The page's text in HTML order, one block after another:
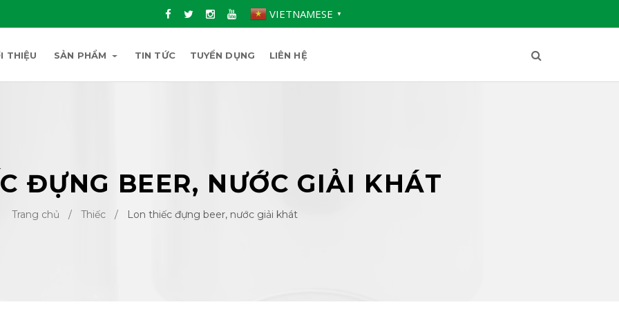
VIETNAMESE ▼
THIỆU SẢN PHẨM TIN TỨC TUYỂN DỤNG LIÊN HỆ
ĐỰNG BEER, NƯỚC GIẢI KHÁT
Trang chủ / Thiếc / Lon thiếc đựng beer, nước giải khát